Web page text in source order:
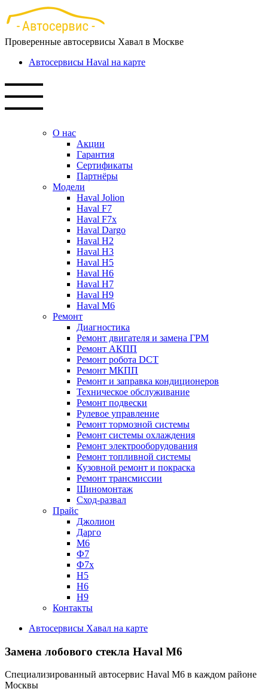
Перейти
к
основному
содержанию
Проверенные автосервисы Хавал в Москве
Автосервисы Haval на карте
О нас
Акции
Гарантия
Сертификаты
Партнёры
Модели
Haval Jolion
Haval F7
Haval F7x
Haval Dargo
Haval H2
Haval H3
Haval H5
Haval H6
Haval H7
Haval H9
Haval M6
Ремонт
Диагностика
Ремонт двигателя и замена ГРМ
Ремонт АКПП
Ремонт робота DCT
Ремонт МКПП
Ремонт и заправка кондиционеров
Техническое обслуживание
Ремонт подвески
Рулевое управление
Ремонт тормозной системы
Ремонт системы охлаждения
Ремонт электрооборудования
Ремонт топливной системы
Кузовной ремонт и покраска
Ремонт трансмиссии
Шиномонтаж
Сход-развал
Прайс
Джолион
Дарго
М6
Ф7
Ф7х
Н5
Н6
Н9
Контакты
Автосервисы Хавал на карте
Замена лобового стекла Haval M6
Специализированный автосервис Haval M6 в каждом районе
Москвы